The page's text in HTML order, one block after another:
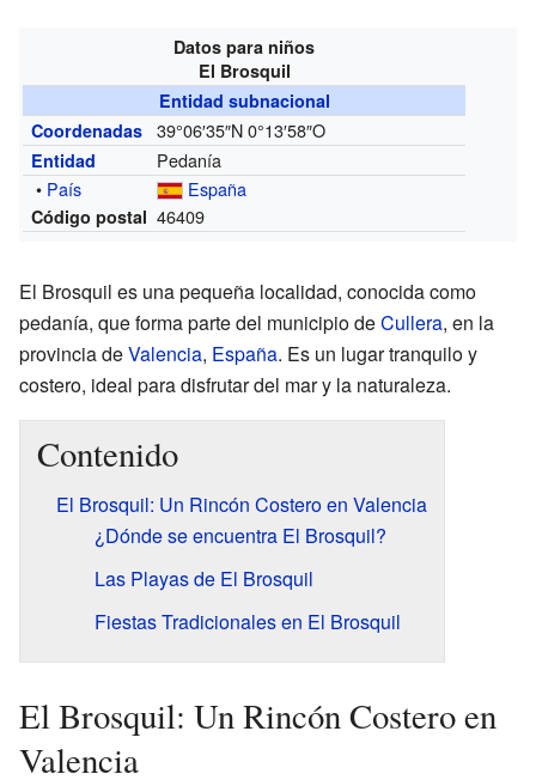
Datos para niños
El Brosquil
Entidad subnacional
Coordenadas
39°06′35″N 0°13′58″O
Entidad
Pedanía
• País España
Código postal 46409
El Brosquil es una pequeña localidad, conocida como
pedanía, que forma parte del municipio deCullera, en la
provincia deValencia, España. Es un lugar tranquilo y
costero, ideal para disfrutar del mar y la naturaleza.
Contenido
El Brosquil: Un Rincón Costero en Valencia
¿Dónde se encuentra El Brosquil?
Las Playas de El Brosquil
Fiestas Tradicionales en El Brosquil
El Brosquil: Un Rincón Costero en
Valencia